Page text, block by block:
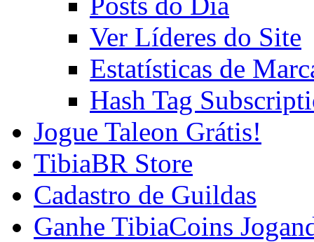
Ver Líderes do Site
Estatísticas de
Hash Tag
Jogue Taleon Grátis!
TibiaBR Store
Cadastro de Guildas
Ganhe TibiaCoins